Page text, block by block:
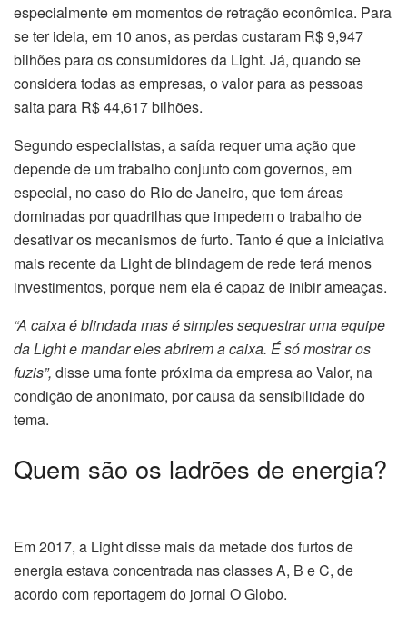
especialmente em momentos de retração econômica. Para
se ter ideia, em 10 anos, as perdas custaram R$ 9,947
bilhões para os consumidores da Light. Já, quando se
considera todas as empresas, o valor para as pessoas
salta para R$ 44,617 bilhões.
Segundo especialistas, a saída requer uma ação que
depende de um trabalho conjunto com governos, em
especial, no caso do Rio de Janeiro, que tem áreas
dominadas por quadrilhas que impedem o trabalho de
desativar os mecanismos de furto. Tanto é que a iniciativa
mais recente da Light de blindagem de rede terá menos
investimentos, porque nem ela é capaz de inibir ameaças.
“A caixa é blindada mas é simples sequestrar uma equipe
da Light e mandar eles abrirem a caixa. É só mostrar os
fuzis”, disse uma fonte próxima da empresa ao Valor, na
condição de anonimato, por causa da sensibilidade do
tema.
Quem são os ladrões de energia?
Em 2017, a Light disse mais da metade dos furtos de
energia estava concentrada nas classes A, B e C, de
acordo com reportagem do jornal O Globo.